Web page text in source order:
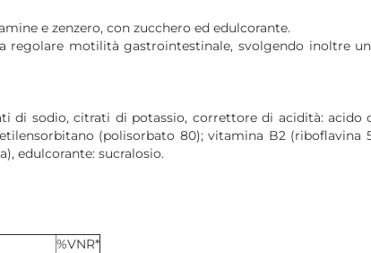
e zenzero, con zucchero ed edulcorante.
regolare motilità gastrointestinale, svolgendo inoltre
di sodio, citrati di potassio, correttore di acidità: acido
(polisorbato 80); vitamina B2
edulcorante: sucralosio.
%VNR*